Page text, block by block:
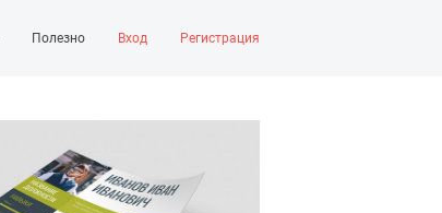
Полезно Вход Регистрация